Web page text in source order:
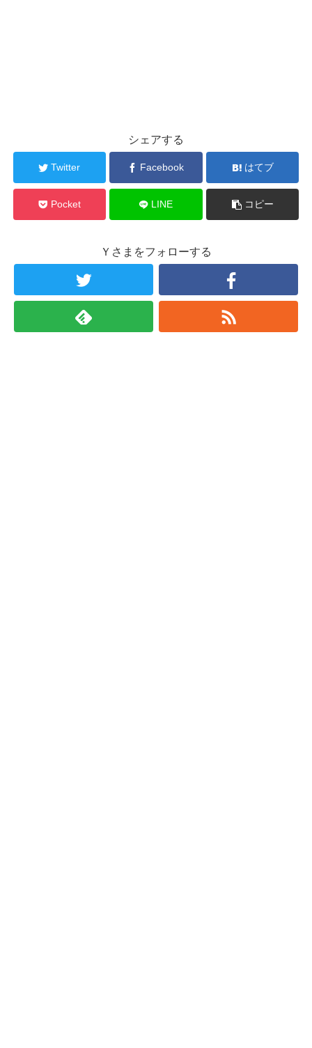
シェアする
Twitter Facebook はてブ
Pocket LINE コピー
Ｙさまをフォローする